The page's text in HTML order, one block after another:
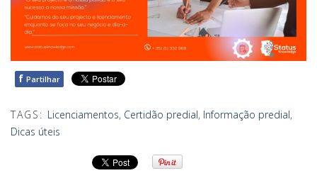
f Partilhar
TAGS: Licenciamentos, Certidão predial, Informação predial,
Dicas úteis